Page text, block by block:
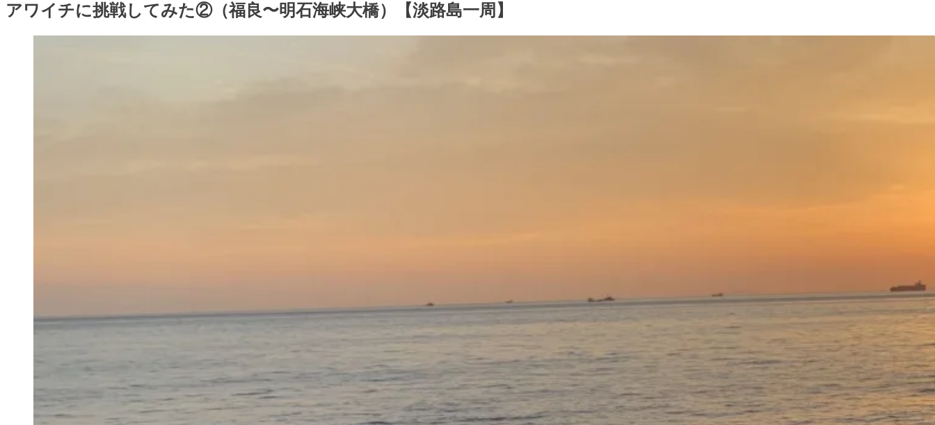
アワイチに挑戦してみた②（福良〜明石海峡大橋）【淡路島一周】